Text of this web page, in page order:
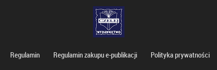
Regulamin Regulamin zakupu e-publikacji Polityka prywatności